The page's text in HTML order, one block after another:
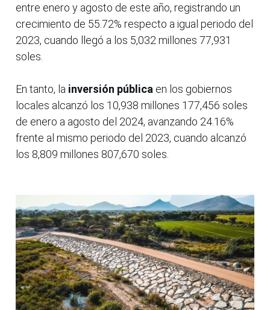
entre enero y agosto de este año, registrando un
crecimiento de 55.72% respecto a igual periodo del
2023, cuando llegó a los 5,032 millones 77,931
soles.
En tanto, la inversión pública en los gobiernos
locales alcanzó los 10,938 millones 177,456 soles
de enero a agosto del 2024, avanzando 24.16%
frente al mismo periodo del 2023, cuando alcanzó
los 8,809 millones 807,670 soles.